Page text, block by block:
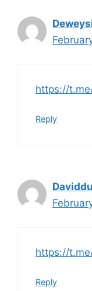
https://
Reply
https://
Reply